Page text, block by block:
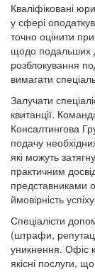
Кваліфіковані
у сфері
точно оцінити
щодо подальших
розблокування
вимагати
Залучати
квитанції.
Консалтингова
подачу
які можуть
практичним
представниками
ймовірність
Спеціалісти
(штрафи,
уникнення. Офіс
якісні послуги,